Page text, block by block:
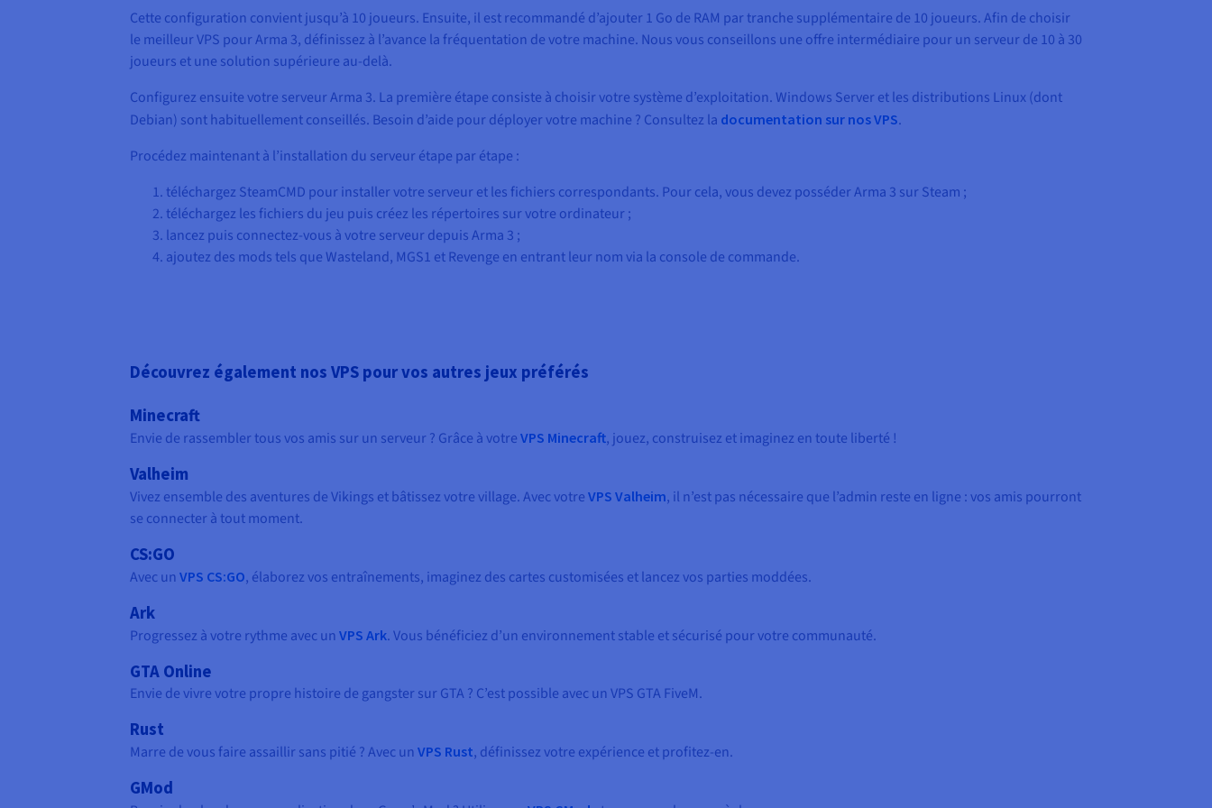
Cette configuration convient jusqu’à 10 joueurs. Ensuite, il est recommandé d’ajouter 1 Go de RAM par tranche supplémentaire de 10 joueurs. Afin de choisir
le meilleur VPS pour Arma 3, définissez à l’avance la fréquentation de votre machine. Nous vous conseillons une offre intermédiaire pour un serveur de 10 à 30
joueurs et une solution supérieure au-delà.
Configurez ensuite votre serveur Arma 3. La première étape consiste à choisir votre système d’exploitation. Windows Server et les distributions Linux (dont
Debian) sont habituellement conseillés. Besoin d’aide pour déployer votre machine ? Consultez la documentation sur nos VPS.
Procédez maintenant à l’installation du serveur étape par étape :
téléchargez SteamCMD pour installer votre serveur et les fichiers correspondants. Pour cela, vous devez posséder Arma 3 sur Steam ;
téléchargez les fichiers du jeu puis créez les répertoires sur votre ordinateur ;
lancez puis connectez-vous à votre serveur depuis Arma 3 ;
ajoutez des mods tels que Wasteland, MGS1 et Revenge en entrant leur nom via la console de commande.
Découvrez également nos VPS pour vos autres jeux préférés
Minecraft
Envie de rassembler tous vos amis sur un serveur ? Grâce à votre VPS Minecraft, jouez, construisez et imaginez en toute liberté !
Valheim
Vivez ensemble des aventures de Vikings et bâtissez votre village. Avec votre VPS Valheim, il n’est pas nécessaire que l’admin reste en ligne : vos amis pourront
se connecter à tout moment.
CS:GO
Avec un VPS CS:GO, élaborez vos entraînements, imaginez des cartes customisées et lancez vos parties moddées.
Ark
Progressez à votre rythme avec un VPS Ark. Vous bénéficiez d’un environnement stable et sécurisé pour votre communauté.
GTA Online
Envie de vivre votre propre histoire de gangster sur GTA ? C’est possible avec un VPS GTA FiveM.
Rust
Marre de vous faire assaillir sans pitié ? Avec un VPS Rust, définissez votre expérience et profitez-en.
GMod